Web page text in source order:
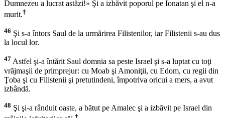
Dumnezeu a lucrat astăzi!» Şi a izbăvit poporul pe Ionatan şi el n-a
murit.†
46 Şi s-a întors Saul de la urmărirea Filistenilor, iar Filistenii s-au dus
la locul lor.
47 Astfel şi-a întărit Saul domnia sa peste Israel şi s-a luptat cu toţi
vrăjmaşii de primprejur: cu Moab şi Amoniţii, cu Edom, cu regii din
Ţoba şi cu Filistenii şi pretutindeni, împotriva oricui a mers, a avut
izbândă.
48 Şi şi-a rânduit oaste, a bătut pe Amalec şi a izbăvit pe Israel din
†